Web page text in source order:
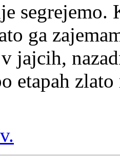
ga
jajcih,
etapah zlato